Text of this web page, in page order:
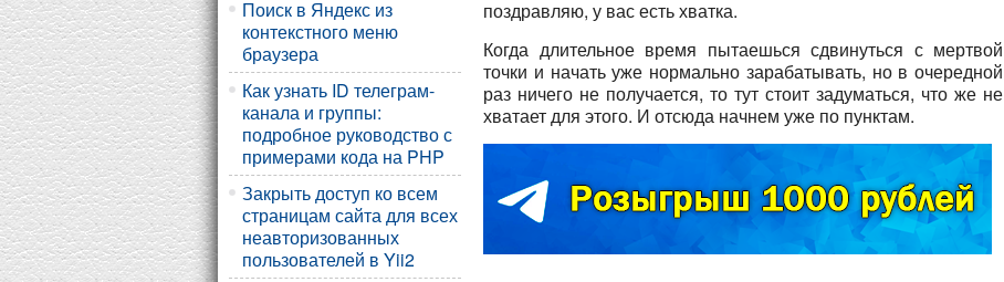
Поиск в Яндекс из
контекстного меню
браузера
Как узнать ID телеграм-
канала и группы:
подробное руководство с
примерами кода на PHP
Закрыть доступ ко всем
страницам сайта для всех
неавторизованных
пользователей в Yii2
поздравляю, у вас есть хватка.
Когда длительное время пытаешься сдвинуться с мертвой
точки и начать уже нормально зарабатывать, но в очередной
раз ничего не получается, то тут стоит задуматься, что же не
хватает для этого. И отсюда начнем уже по пунктам.